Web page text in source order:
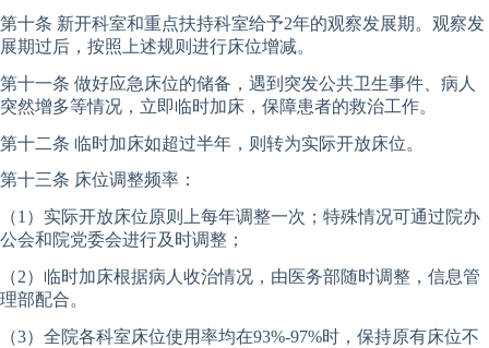
第十条 新开科室和重点扶持科室给予2年的观察发展期。观察发
展期过后，按照上述规则进行床位增减。
第十一条 做好应急床位的储备，遇到突发公共卫生事件、病人
突然增多等情况，立即临时加床，保障患者的救治工作。
第十二条 临时加床如超过半年，则转为实际开放床位。
第十三条 床位调整频率：
（1）实际开放床位原则上每年调整一次；特殊情况可通过院办
公会和院党委会进行及时调整；
（2）临时加床根据病人收治情况，由医务部随时调整，信息管
理部配合。
（3）全院各科室床位使用率均在93%-97%时，保持原有床位不